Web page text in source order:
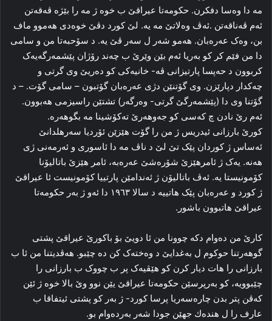
مه‌ دا وه‌سا دفکرن. حكومەتا عیراقێ ب خوه‌ ژ مه‌ را بێژە ڤه‌قەتن
ئه‌م ڤه‌ناقه‌تن .ئه‌ڤ وه‌لاتێ مه‌ یه‌. لێ کورد دڤێ خوه‌دی هه‌موو ماف
بن، وه‌ک عه‌ره‌بان. هه‌مو شه‌ر ل سه‌ر ڤێ یه‌. د سۆحبه‌تا من و سامی
دا من فێم کر کو به‌ریا ئه‌م بێن وێرێ ب چه‌ند رۆژان پێشمه‌رگه‌یه‌ک
کربوون د حه‌پسا پارتیزانی ڤە- خانیەکی کو ده‌ریێ وی‌ گرتی و
چه‌کدار دپارێزن. وی گۆتنێن دژی عه‌ره‌بان گۆتبون – سامی گۆت. – د
گۆتنا وی دا (پێشمه‌رگێ گرتی- وه‌رگه‌ر) تشتێن راسیزمی هه‌بوون.
ئه‌م رێ نادن چ که‌سی کو جه‌وهه‌رێ ته‌کۆشینا مه‌ بگوهه‌ره‌.
کورێ بارزانی ئیدریس ژ من را گۆت هێزێن ئۆردیا سه‌رهلدانێ
ئه‌ساس ژ کوردان پێک تێ‌ لێ د ناڤ مه‌ دا ئاسوری و ئه‌رمه‌نی ژی
هه‌نه‌. یه‌ک ژ ئامرهێزێ شۆره‌شێ عه‌ره‌به‌، ئامر هێزێ باتالیۆنا
کۆمونیستا یه‌. ئه‌ڤ باتالیۆن ژ ئه‌ندامێن پارتییا کۆمونیست ئا عیراقێ
ژ کورد و عه‌ره‌بان پێک هاتییه‌ د سالا ۱۹٦۳ دا‌ ئه‌و ژ به‌ر حکومه‌تا
عیراقێ هاتبوون باشور.
کارێ من ده‌وام دکه‌ چوونا من ئا دویێ بۆ باکورێ عیراقێ پشتی
گوهه‌رتنا حوکوم ل بەغدایێ د وه‌خته‌ک کن ده‌ چێبو. هه‌ڤدیتنا من ئا ب
بارزانی را‌ ھات دیار كرن کو هێڤیه‌ک پر ب چووک ب بارزانی را
چێبوویه‌، کو به‌رپرسێن حکومه‌تا عیراقێ یێن نوو وێ بالا خوه‌ ژ ئێن
که‌ڤن پتر بدن چاره‌سەریا پرسا کورد- ژ به‌ر کو پشتی ئیتفاقا ب
عارف را‌ ل ھندەك جھێن جودا شه‌ر به‌رده‌وام بو.